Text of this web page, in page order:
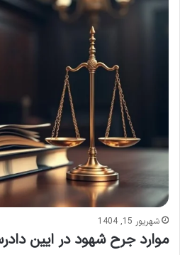
شهریور 15, 1404
موارد جرح شهود در ایین